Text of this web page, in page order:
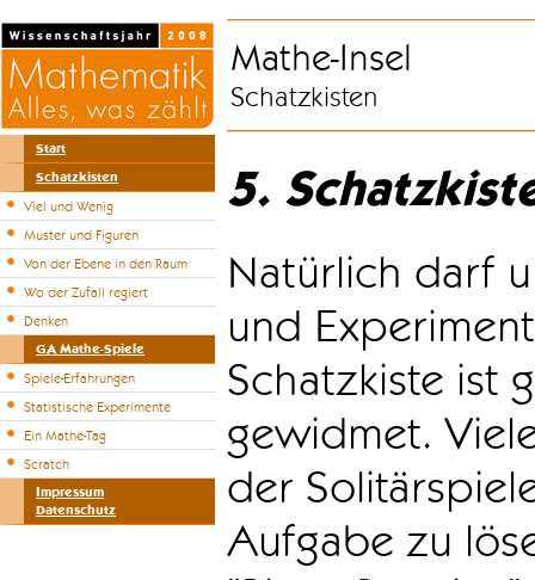
Start
Schatzkisten
Viel und Wenig
Muster und Figuren
Von der Ebene in den Raum
Wo der Zufall regiert
Denken
GA Mathe-Spiele
Spiele-Erfahrungen
Statistische Experimente
Ein Mathe-Tag
Scratch
Impressum
Datenschutz
Mathe-Insel
Schatzkisten
5.
Natürlich darf
und
Schatzkiste ist
gewidmet.
der
Aufgabe zu